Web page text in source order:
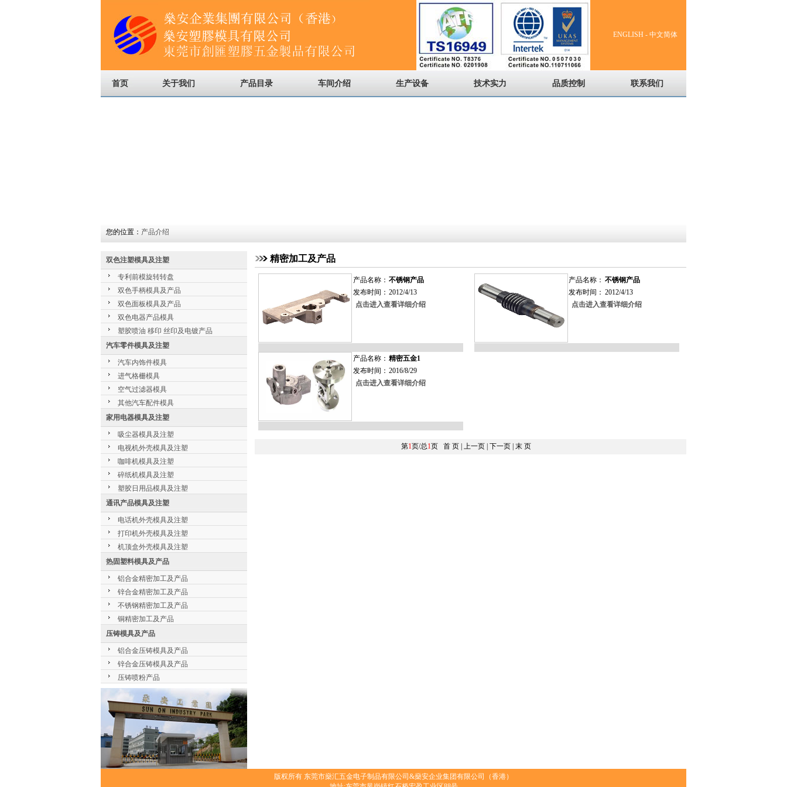
ENGLISH - 中文简体
首页 关于我们 产品目录 车间介绍 生产设备 技术实力 品质控制 联系我们
您的位置： 产品介绍
双色注塑模具及注塑
专利前模旋转转盘
双色手柄模具及产品
双色面板模具及产品
双色电器产品模具
塑胶喷油 移印 丝印及电镀产品
汽车零件模具及注塑
汽车内饰件模具
进气格栅模具
空气过滤器模具
其他汽车配件模具
家用电器模具及注塑
吸尘器模具及注塑
电视机外壳模具及注塑
咖啡机模具及注塑
碎纸机模具及注塑
塑胶日用品模具及注塑
通讯产品模具及注塑
电话机外壳模具及注塑
打印机外壳模具及注塑
机顶盒外壳模具及注塑
热固塑料模具及产品
铝合金精密加工及产品
锌合金精密加工及产品
不锈钢精密加工及产品
铜精密加工及产品
压铸模具及产品
铝合金压铸模具及产品
锌合金压铸模具及产品
压铸喷粉产品
精密加工及产品
产品名称： 不锈钢产品
发布时间： 2012/4/13
点击进入查看详细介绍
产品名称： 不锈钢产品
发布时间： 2012/4/13
点击进入查看详细介绍
产品名称： 精密五金1
发布时间： 2016/8/29
点击进入查看详细介绍
第1页/总1页 首 页 | 上一页 | 下一页 | 末 页
版权所有 东莞市燊汇五金电子制品有限公司&燊安企业集团有限公司（香港）